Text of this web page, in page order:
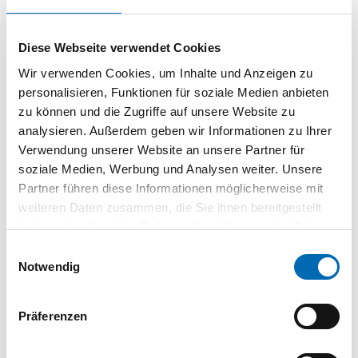
Diese Webseite verwendet Cookies
Wir verwenden Cookies, um Inhalte und Anzeigen zu
personalisieren, Funktionen für soziale Medien anbieten
zu können und die Zugriffe auf unsere Website zu
analysieren. Außerdem geben wir Informationen zu Ihrer
Verwendung unserer Website an unsere Partner für
soziale Medien, Werbung und Analysen weiter. Unsere
Partner führen diese Informationen möglicherweise mit
weiteren Daten zusammen, die Sie ihnen bereitgestellt
haben oder die sie im Rahmen Ihrer Nutzung der Dienste
Notwendig
Präferenzen
•Zulassung für Staubklasse L.
hervorragende Nasssaugeigenschaften.
•Autostart-Steckdose mit Einschaltverzögerung zur
Vermeidung von Stromspitzen.
•Stufenlose Saugkraftregulierung am Sauger.
•7,5 m Netzkabel und 4 m Saugschlauch sorgen für einen
großen Arbeitsradius.
•Antistatik-Funktion gegen statische Aufladung beim Arbeiten
- elektrostatisch ableitend durch optional erhältlichen
Saugschlauch 3 13 45 120 01 0.
Lieferumfang
•1 Flachfaltenfilter PES